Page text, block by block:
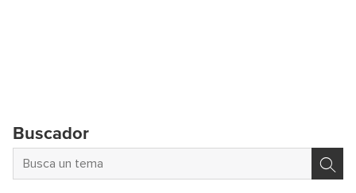
Buscador